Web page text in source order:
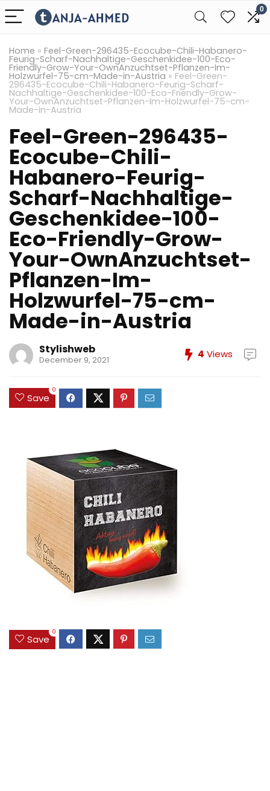
0
Home » Feel-Green-296435-Ecocube-Chili-Habanero-
Feurig-Scharf-Nachhaltige-Geschenkidee-100-Eco-
Friendly-Grow-Your-OwnAnzuchtset-Pflanzen-Im-
Holzwurfel-75-cm-Made-in-Austria » Feel-Green-
296435-Ecocube-Chili-Habanero-Feurig-Scharf-
Nachhaltige-Geschenkidee-100-Eco-Friendly-Grow-
Your-OwnAnzuchtset-Pflanzen-Im-Holzwurfel-75-cm-
Made-in-Austria
Feel-Green-296435-
Ecocube-Chili-
Habanero-Feurig-
Scharf-Nachhaltige-
Geschenkidee-100-
Eco-Friendly-Grow-
Your-OwnAnzuchtset-
Pflanzen-Im-
Holzwurfel-75-cm-
Made-in-Austria
Stylishweb
December 9, 2021 4 Views
Save
0
Save
0